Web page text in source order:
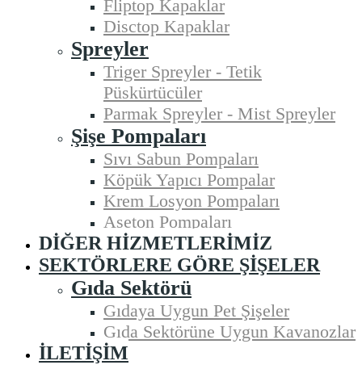
Fliptop Kapaklar
Disctop Kapaklar
Spreyler
Triger Spreyler - Tetik
Püskürtücüler
Parmak Spreyler - Mist Spreyler
Şişe Pompaları
Sıvı Sabun Pompaları
Köpük Yapıcı Pompalar
Krem Losyon Pompaları
Aseton Pompaları
DIĞER HIZMETLERIMIZ
SEKTÖRLERE GÖRE ŞIŞELER
Gıda Sektörü
Gıdaya Uygun Pet Şişeler
Gıda Sektörüne Uygun Kavanozlar
İLETIŞIM